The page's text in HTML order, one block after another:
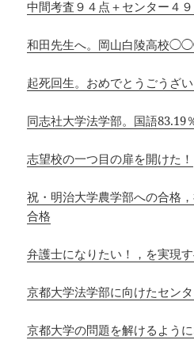
中間考査９４点＋センター４
和田先生へ。岡山白陵高校
起死回生。おめでとうごうざい
同志社大学法学部。国語83.19
志望校の一つ目の扉を開けた！
祝・明治大学農学部への合格
合格
弁護士になりたい！，を実現す
京都大学法学部に向けたセン
京都大学の問題を解けるよう